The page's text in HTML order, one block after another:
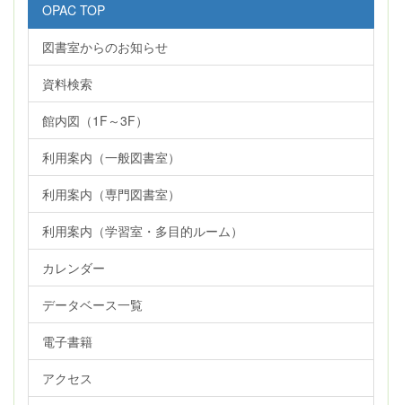
OPAC TOP
図書室からのお知らせ
資料検索
館内図（1F～3F）
利用案内（一般図書室）
利用案内（専門図書室）
利用案内（学習室・多目的ルーム）
カレンダー
データベース一覧
電子書籍
アクセス